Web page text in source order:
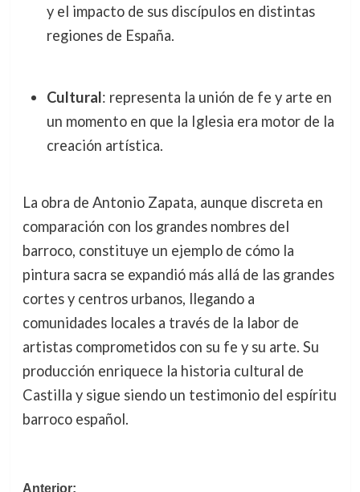
y el impacto de sus discípulos en distintas
regiones de España.
Cultural: representa la unión de fe y arte en
un momento en que la Iglesia era motor de la
creación artística.
La obra de Antonio Zapata, aunque discreta en
comparación con los grandes nombres del
barroco, constituye un ejemplo de cómo la
pintura sacra se expandió más allá de las grandes
cortes y centros urbanos, llegando a
comunidades locales a través de la labor de
artistas comprometidos con su fe y su arte. Su
producción enriquece la historia cultural de
Castilla y sigue siendo un testimonio del espíritu
barroco español.
Anterior: